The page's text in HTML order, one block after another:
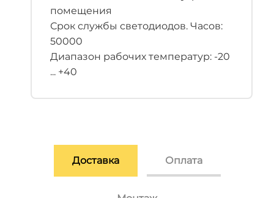
помещения
Срок службы светодиодов. Часов:
50000
Диапазон рабочих температур: -20
... +40
Доставка Оплата